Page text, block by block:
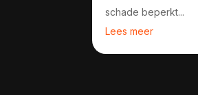
schade beperkt...
Lees meer